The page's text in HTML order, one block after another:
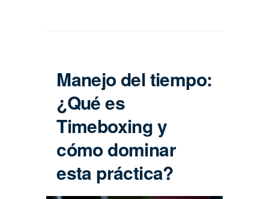
Manejo del tiempo:
¿Qué es
Timeboxing y
cómo dominar
esta práctica?